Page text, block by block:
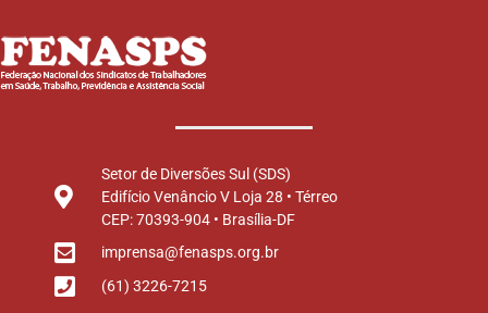
Setor de Diversões Sul (SDS)
Edifício Venâncio V Loja 28 • Térreo
CEP: 70393-904 • Brasília-DF
imprensa@fenasps.org.br
(61) 3226-7215